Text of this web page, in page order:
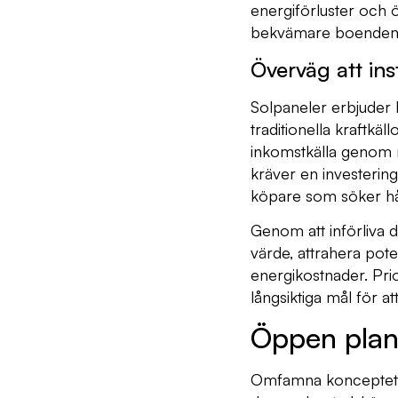
energiförluster och
bekvämare
Överväg att
Solpaneler erbjuder
traditionella
inkomstkälla genom
kräver en
köpare som söker
Genom att införliva
värde, attrahera
energikostnader.
långsiktiga mål för
Öppen
Omfamna